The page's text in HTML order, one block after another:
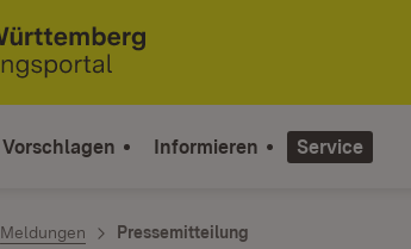
Vorschlagen Informieren Service
Meldungen Pressemitteilung